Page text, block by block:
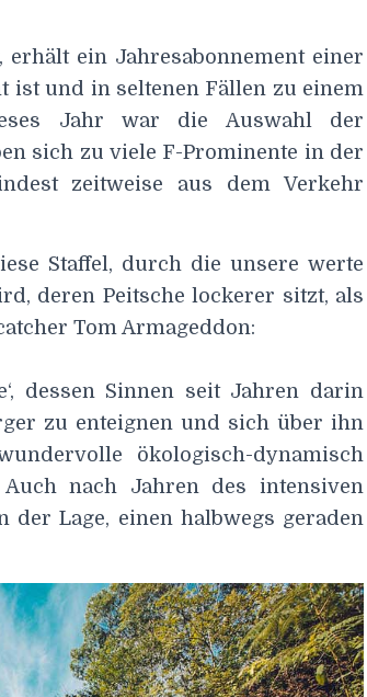
erhält ein Jahresabonnement einer
ist und in seltenen Fällen zu einem
Jahr war die Auswahl der
sich zu viele F-Prominente in der
zeitweise aus dem Verkehr
Staffel, durch die unsere werte
deren Peitsche lockerer sitzt, als
Tom Armageddon:
dessen Sinnen seit Jahren darin
zu enteignen und sich über ihn
ökologisch-dynamisch
nach Jahren des intensiven
Lage, einen halbwegs geraden